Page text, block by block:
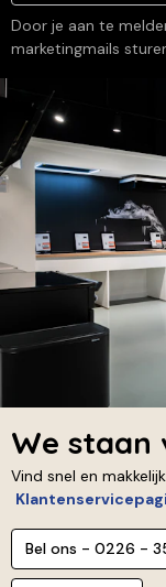
Door je aan te
marketingmails
We staan
Vind snel en
Bel ons - 0226 -